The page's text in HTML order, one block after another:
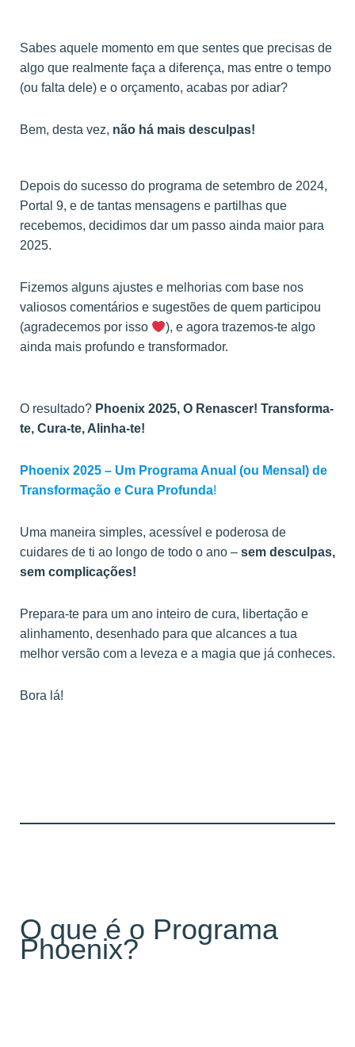
Sabes aquele momento em que sentes que precisas de
algo que realmente faça a diferença, mas entre o tempo
(ou falta dele) e o orçamento, acabas por adiar?
Bem, desta vez, não há mais desculpas!
Depois do sucesso do programa de setembro de 2024,
Portal 9, e de tantas mensagens e partilhas que
recebemos, decidimos dar um passo ainda maior para
2025.
Fizemos alguns ajustes e melhorias com base nos
valiosos comentários e sugestões de quem participou
(agradecemos por isso
), e agora trazemos-te algo
ainda mais profundo e transformador.
O resultado? Phoenix 2025, O Renascer! Transforma-
te, Cura-te, Alinha-te!
Phoenix 2025 – Um Programa Anual (ou Mensal) de
Transformação e Cura Profunda!
Uma maneira simples, acessível e poderosa de
cuidares de ti ao longo de todo o ano – sem desculpas,
sem complicações!
Prepara-te para um ano inteiro de cura, libertação e
alinhamento, desenhado para que alcances a tua
melhor versão com a leveza e a magia que já conheces.
Bora lá!
O que é o Programa
Phoenix?